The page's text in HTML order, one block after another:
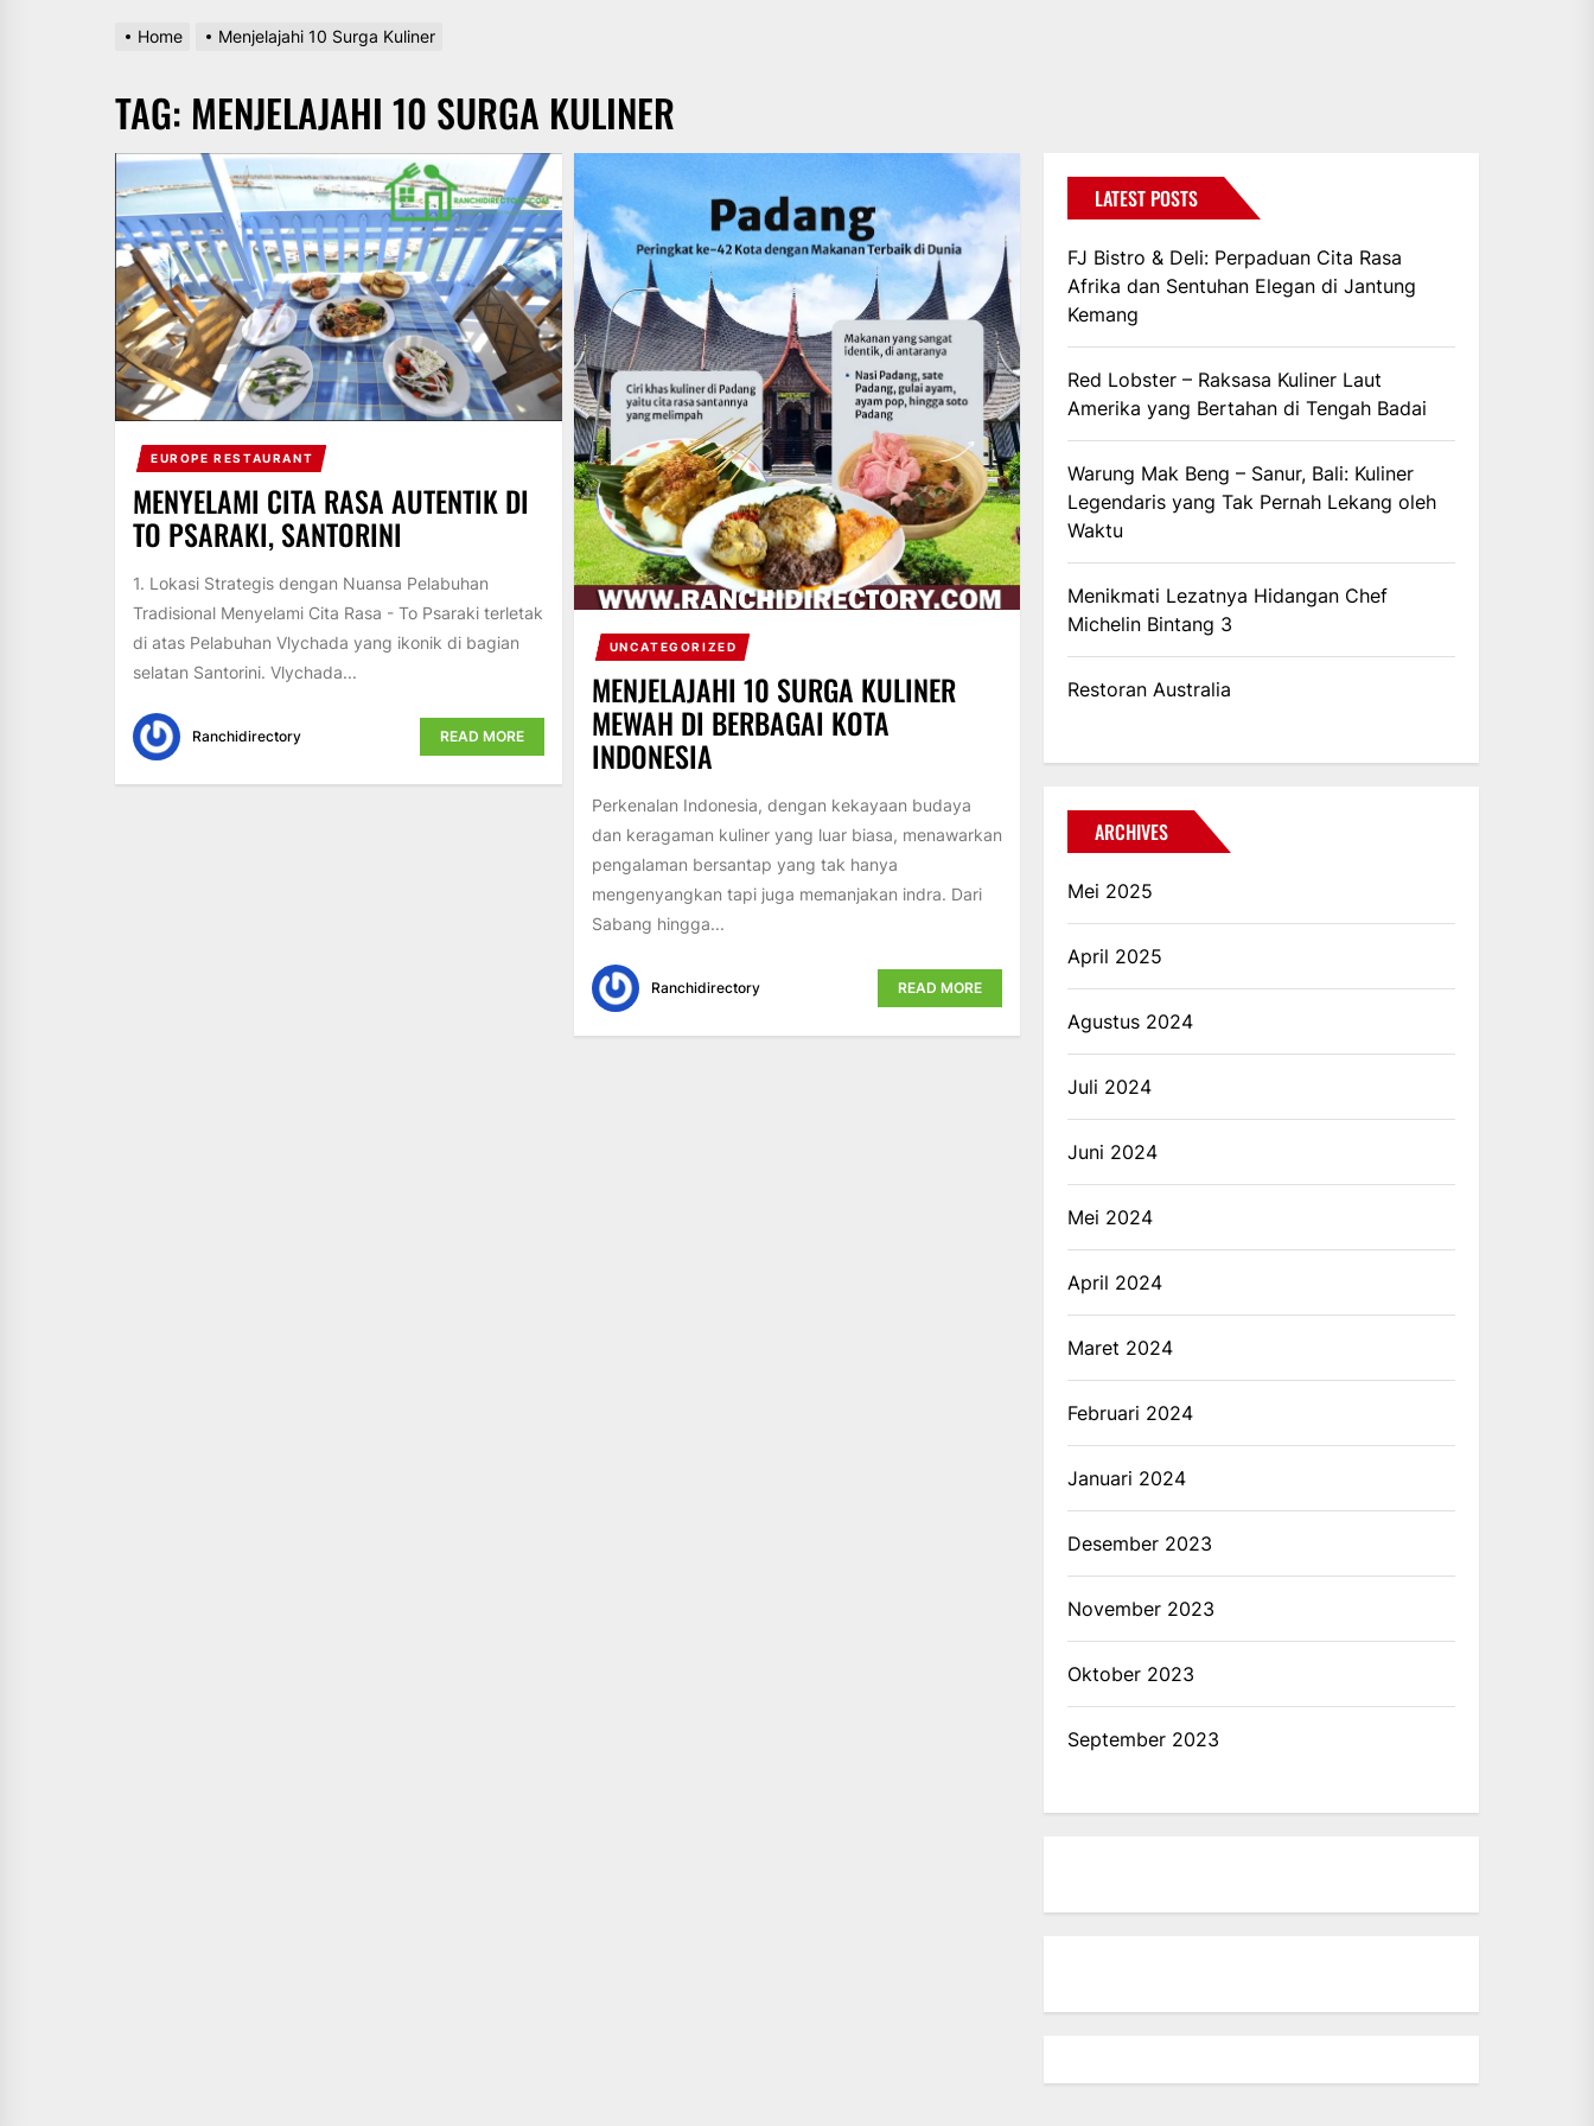
Home Menjelajahi 10 Surga Kuliner
TAG: MENJELAJAHI 10 SURGA KULINER
EUROPE RESTAURANT
MENYELAMI CITA RASA AUTENTIK DI
TO PSARAKI, SANTORINI
1. Lokasi Strategis dengan Nuansa Pelabuhan
Tradisional Menyelami Cita Rasa - To Psaraki terletak
di atas Pelabuhan Vlychada yang ikonik di bagian
selatan Santorini. Vlychada...
Ranchidirectory READ MORE
UNCATEGORIZED
MENJELAJAHI 10 SURGA KULINER
MEWAH DI BERBAGAI KOTA
INDONESIA
Perkenalan Indonesia, dengan kekayaan budaya
dan keragaman kuliner yang luar biasa, menawarkan
pengalaman bersantap yang tak hanya
mengenyangkan tapi juga memanjakan indra. Dari
Sabang hingga...
Ranchidirectory READ MORE
LATEST POSTS
FJ Bistro & Deli: Perpaduan Cita Rasa
Afrika dan Sentuhan Elegan di Jantung
Kemang
Red Lobster – Raksasa Kuliner Laut
Amerika yang Bertahan di Tengah Badai
Warung Mak Beng – Sanur, Bali: Kuliner
Legendaris yang Tak Pernah Lekang oleh
Waktu
Menikmati Lezatnya Hidangan Chef
Michelin Bintang 3
Restoran Australia
ARCHIVES
Mei 2025
April 2025
Agustus 2024
Juli 2024
Juni 2024
Mei 2024
April 2024
Maret 2024
Februari 2024
Januari 2024
Desember 2023
November 2023
Oktober 2023
September 2023